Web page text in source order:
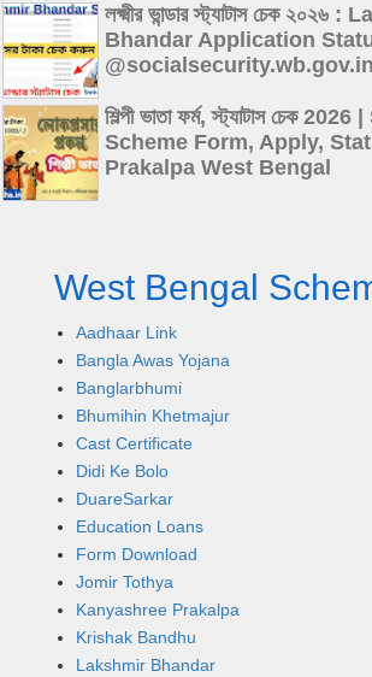
লক্ষ্মীর ভান্ডার স্ট্যাটাস চেক ২০২৬
Bhandar Application
@socialsecurity.wb.gov.in
শিল্পী ভাতা ফর্ম, স্ট্যাটাস চেক
Scheme Form, Apply,
Prakalpa West Bengal
West Bengal
Aadhaar Link
Bangla Awas Yojana
Banglarbhumi
Bhumihin Khetmajur
Cast Certificate
Didi Ke Bolo
DuareSarkar
Education Loans
Form Download
Jomir Tothya
Kanyashree Prakalpa
Krishak Bandhu
Lakshmir Bhandar